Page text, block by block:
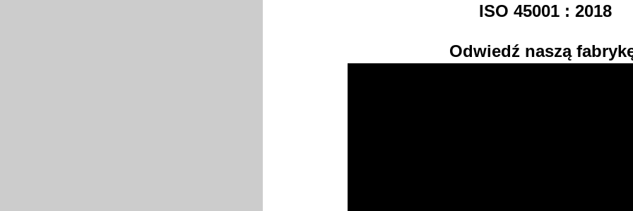
ISO 45001 : 2018
Odwiedź naszą